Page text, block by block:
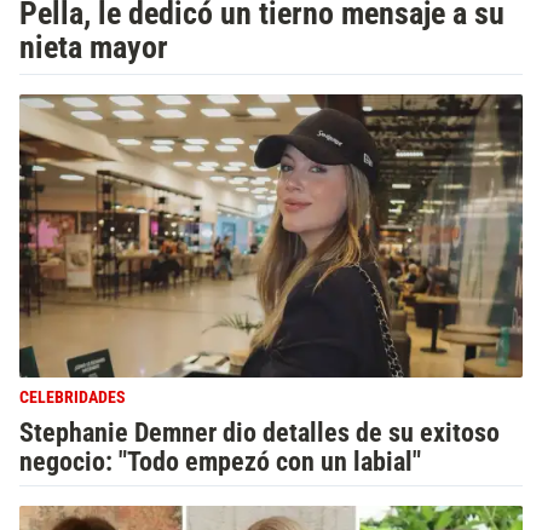
Pella, le dedicó un tierno mensaje a su
nieta mayor
CELEBRIDADES
Stephanie Demner dio detalles de su exitoso
negocio: "Todo empezó con un labial"